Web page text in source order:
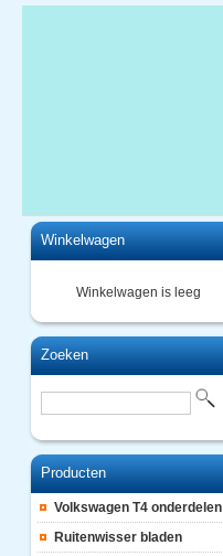
Winkelwagen
Winkelwagen is leeg
Zoeken
Producten
Volkswagen T4 onderdelen
Ruitenwisser bladen